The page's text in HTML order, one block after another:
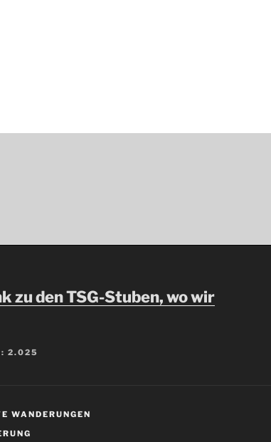
zu den TSG-Stuben, wo wir
2.025
WANDERUNGEN